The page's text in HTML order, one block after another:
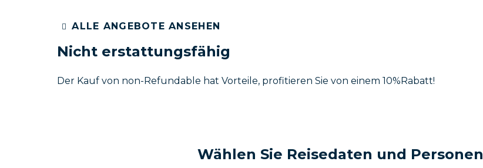
ALLE ANGEBOTE ANSEHEN
Nicht erstattungsfähig
Der Kauf von non-Refundable hat Vorteile, profitieren Sie von einem 10%Rabatt!
Wählen Sie Reisedaten und Personen